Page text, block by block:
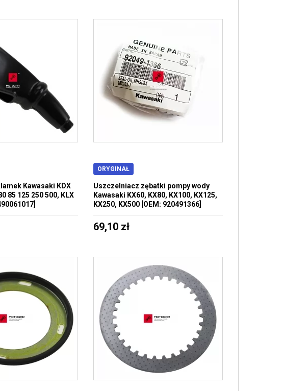
Kawasaki KDX
85 125 250 500, KLX
ORYGINAŁ
Uszczelniacz zębatki pompy wody
Kawasaki KX60, KX80, KX100, KX125,
KX250, KX500 [OEM: 920491366]
69,10 zł